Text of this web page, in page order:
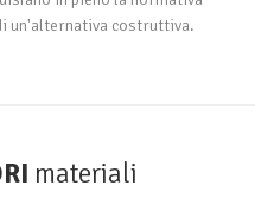
un'alternativa costruttiva.
materiali